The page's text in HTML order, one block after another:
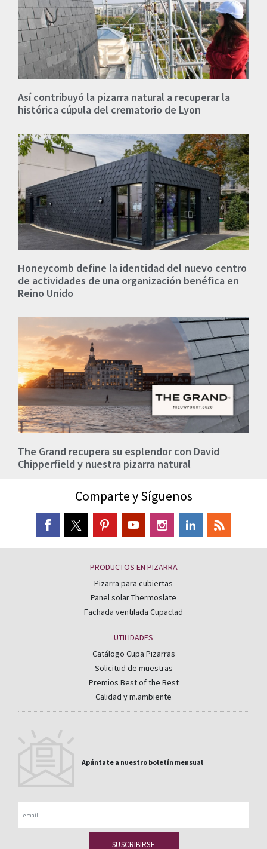
Así contribuyó la pizarra natural a recuperar la
histórica cúpula del crematorio de Lyon
Honeycomb define la identidad del nuevo centro
de actividades de una organización benéfica en
Reino Unido
The Grand recupera su esplendor con David
Chipperfield y nuestra pizarra natural
Comparte y Síguenos
PRODUCTOS EN PIZARRA
Pizarra para cubiertas
Panel solar Thermoslate
Fachada ventilada Cupaclad
UTILIDADES
Catálogo Cupa Pizarras
Solicitud de muestras
Premios Best of the Best
Calidad y m.ambiente
Apúntate a nuestro boletín mensual